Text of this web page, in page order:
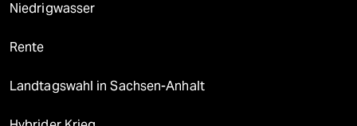
Niedrigwasser
Rente
Landtagswahl in Sachsen-Anhalt